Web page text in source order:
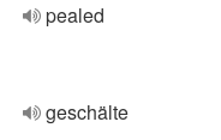
pealed
geschälte